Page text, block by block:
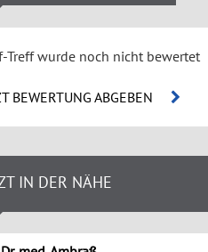
Treff wurde noch nicht bewertet
BEWERTUNG ABGEBEN
IN DER NÄHE